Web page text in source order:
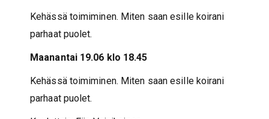
Kehässä toimiminen. Miten saan esille koirani
parhaat puolet.
Maanantai 19.06 klo 18.45
Kehässä toimiminen. Miten saan esille koirani
parhaat puolet.